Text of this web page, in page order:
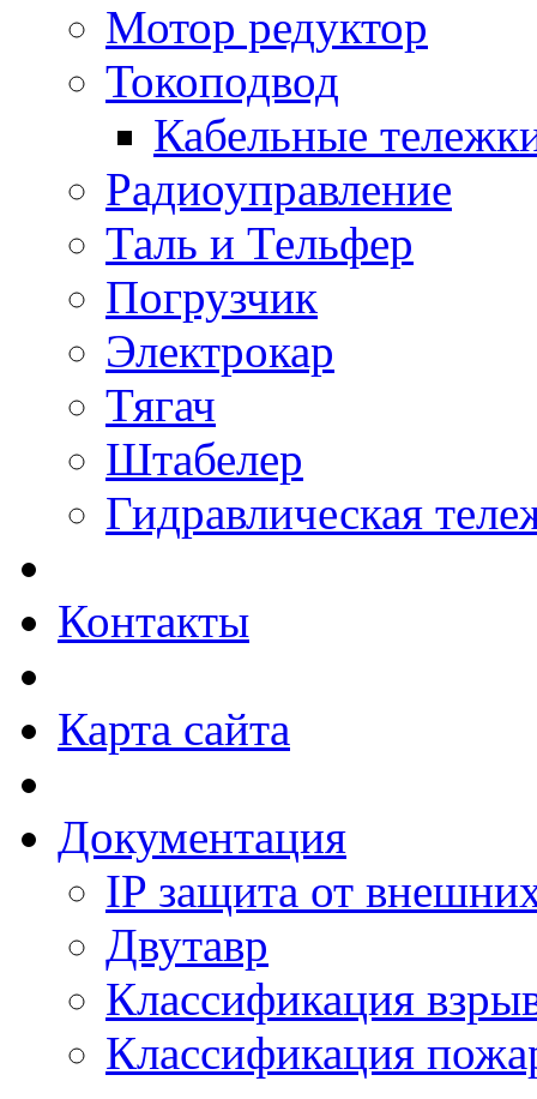
Мотор редуктор
Токоподвод
Кабельные
Радиоуправление
Таль и Тельфер
Погрузчик
Электрокар
Тягач
Штабелер
Гидравлическая
Контакты
Карта сайта
Документация
IP защита от
Двутавр
Классификация
Классификация